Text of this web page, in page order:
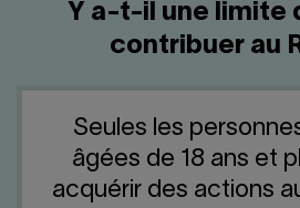
Financement d'entreprise
À propos
Y a-t-il une limite
contribuer au
Seules les
âgées de 18 ans et
acquérir des actions